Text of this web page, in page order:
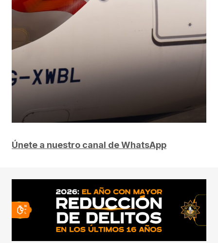
Únete a nuestro canal de WhatsApp